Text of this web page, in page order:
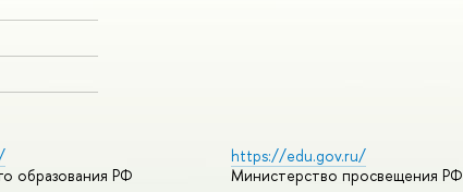
образования РФ
https://edu.gov.ru/
Министерство просвещения РФ